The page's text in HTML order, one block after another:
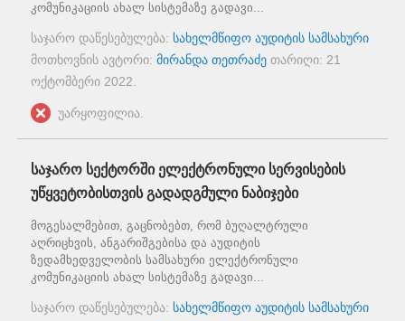
კომუნიკაციის ახალ სისტემაზე გადავი...
საჯარო დაწესებულება: სახელმწიფო აუდიტის სამსახური
მოთხოვნის ავტორი: მირანდა თეთრაძე თარიღი: 21
ოქტომბერი 2022
უარყოფილია.
საჯარო სექტორში ელექტრონული სერვისების
უწყვეტობისთვის გადადგმული ნაბიჯები
მოგესალმებით, გაცნობებთ, რომ ბუღალტრული
აღრიცხვის, ანგარიშგებისა და აუდიტის
ზედამხედველობის სამსახური ელექტრონული
კომუნიკაციის ახალ სისტემაზე გადავი...
საჯარო დაწესებულება: სახელმწიფო აუდიტის სამსახური